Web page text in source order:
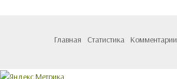
Главная Статистика Комментарии